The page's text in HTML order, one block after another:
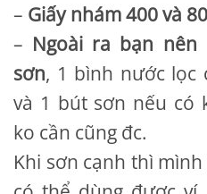
– Giấy nhám 400 và
– Ngoài ra bạn
sơn, 1 bình nước lọc
và 1 bút sơn nếu có
ko cần cũng đc.
Khi sơn cạnh thì